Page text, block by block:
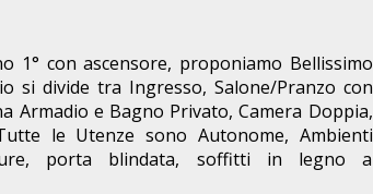
1° con ascensore, proponiamo Bellissimo
si divide tra Ingresso, Salone/Pranzo con
Armadio e Bagno Privato, Camera Doppia,
le Utenze sono Autonome, Ambienti
porta blindata, soffitti in legno a